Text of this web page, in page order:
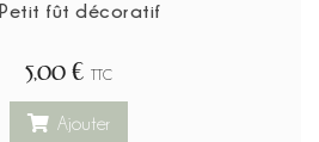
Petit fût décoratif
5,00 € TTC
Ajouter